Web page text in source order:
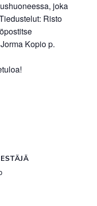
joka
Risto
Kopio p.